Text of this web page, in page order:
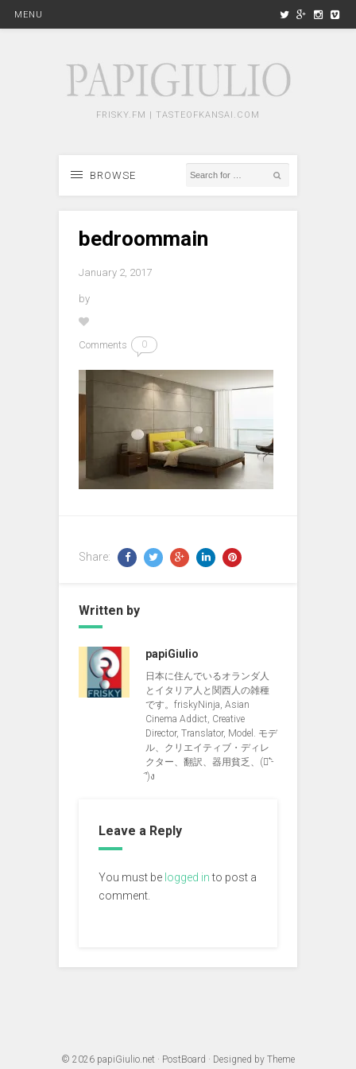
MENU
FRISKY.FM | TASTEOFKANSAI.COM
BROWSE
bedroommain
January 2, 2017
by
Comments 0
Share:
Written by
papiGiulio
日本に住んでいるオランダ人
とイタリア人と関西人の雑種
です。friskyNinja, Asian
Cinema Addict, Creative
Director, Translator, Model. モデ
ル、クリエイティブ・ディレ
クター、翻訳、器用貧乏、(ง︡'-
'︠)ง
Leave a Reply
You must be logged into post a
comment.
© 2026 papiGiulio.net · PostBoard · Designed by Theme